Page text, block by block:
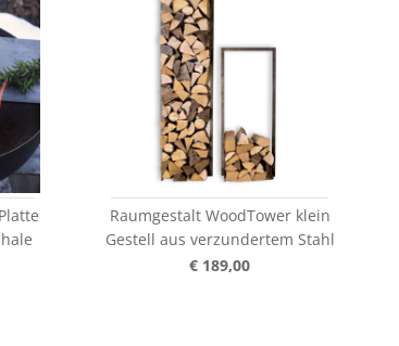
Raumgestalt WoodTower klein
Gestell aus verzundertem Stahl
€ 189,00